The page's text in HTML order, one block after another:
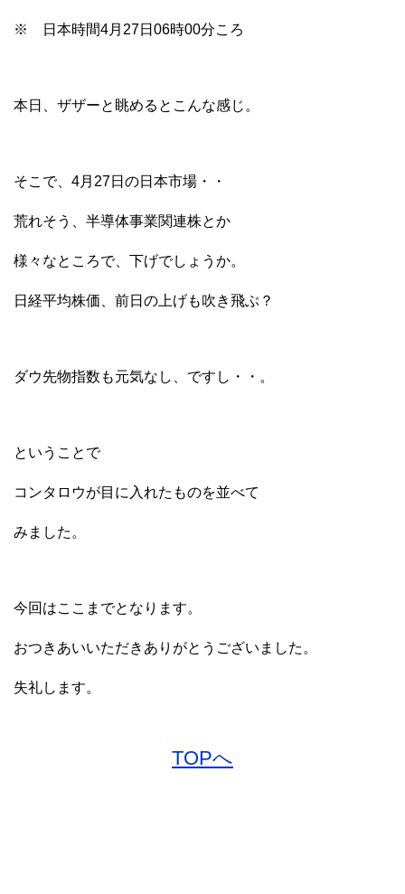
※ 日本時間4月27日06時00分ころ
本日、ザザーと眺めるとこんな感じ。
そこで、4月27日の日本市場・・
荒れそう、半導体事業関連株とか
様々なところで、下げでしょうか。
日経平均株価、前日の上げも吹き飛ぶ？
ダウ先物指数も元気なし、ですし・・。
ということで
コンタロウが目に入れたものを並べて
みました。
今回はここまでとなります。
おつきあいいただきありがとうございました。
失礼します。
TOPへ